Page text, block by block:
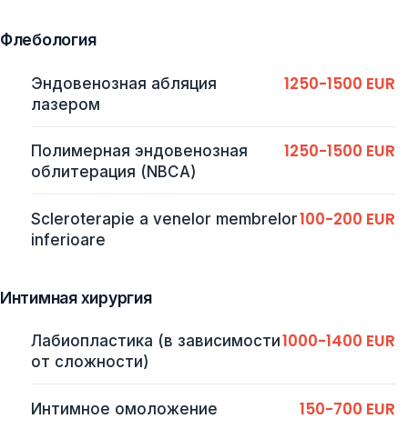
Флебология
Эндовенозная абляция
лазером
1250-1500 EUR
Полимерная эндовенозная
облитерация (NBCA)
1250-1500 EUR
Scleroterapie a venelor membrelor
inferioare
100-200 EUR
Интимная хирургия
Лабиопластика (в зависимости
от сложности)
1000-1400 EUR
Интимное омоложение 150-700 EUR